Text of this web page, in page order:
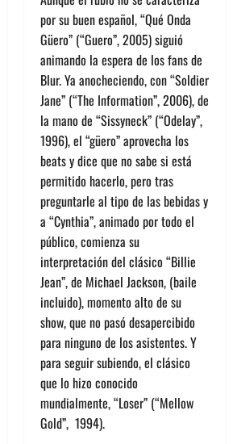
por su buen español, “Qué Onda
Güero” (“Guero”, 2005) siguió
animando la espera de los fans de
Blur. Ya anocheciendo, con “Soldier
Jane” (“The Information”, 2006), de
la mano de “Sissyneck” (“Odelay”,
1996), el “güero” aprovecha los
beats y dice que no sabe si está
permitido hacerlo, pero tras
preguntarle al tipo de las bebidas y
a “Cynthia”, animado por todo el
público, comienza su
interpretación del clásico “Billie
Jean”, de Michael Jackson, (baile
incluido), momento alto de su
show, que no pasó desapercibido
para ninguno de los asistentes. Y
para seguir subiendo, el clásico
que lo hizo conocido
mundialmente, “Loser” (“Mellow
Gold”, 1994).